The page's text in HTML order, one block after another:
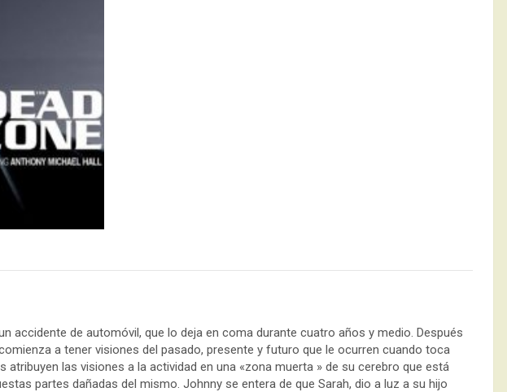
accidente de automóvil, que lo deja en coma durante cuatro años y medio. Después
a tener visiones del pasado, presente y futuro que le ocurren cuando toca
las visiones a la actividad en una «zona muerta » de su cerebro que está
partes dañadas del mismo. Johnny se entera de que Sarah, dio a luz a su hijo